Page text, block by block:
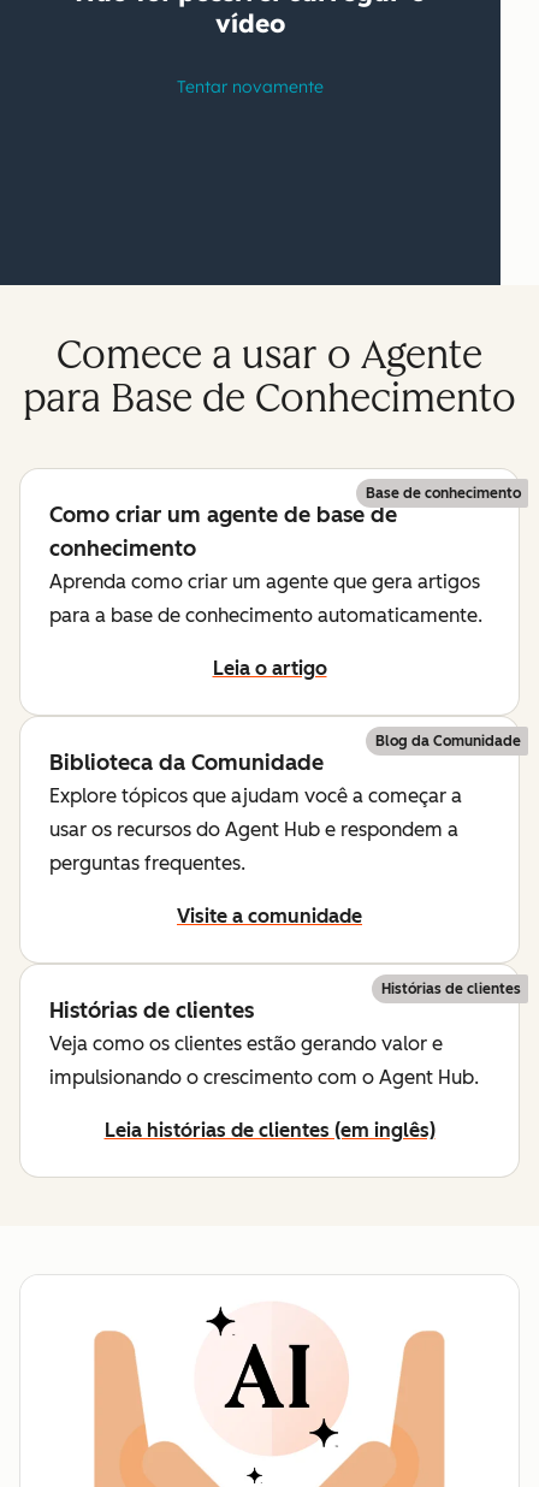
Comece a usar o Agente
para Base de Conhecimento
Base de conhecimento
Como criar um agente de base de
conhecimento
Aprenda como criar um agente que gera artigos
para a base de conhecimento automaticamente.
Leia o artigo
Blog da Comunidade
Biblioteca da Comunidade
Explore tópicos que ajudam você a começar a
usar os recursos do Agent Hub e respondem a
perguntas frequentes.
Visite a comunidade
Histórias de clientes
Histórias de clientes
Veja como os clientes estão gerando valor e
impulsionando o crescimento com o Agent Hub.
Leia histórias de clientes (em inglês)